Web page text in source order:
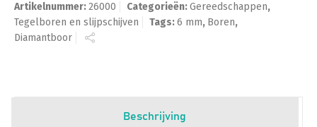
Artikelnummer:26000 Categorieën:Gereedschappen,
Tegelboren en slijpschijven
Tags:6 mm, Boren,
Diamantboor
Beschrijving